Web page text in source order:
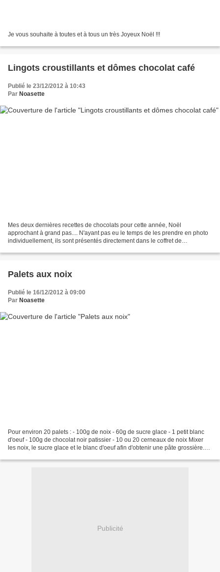
Je vous souhaite à toutes et à tous un très Joyeux Noël !!!
Lingots croustillants et dômes chocolat café
Publié le 23/12/2012 à 10:43
Par Noasette
Mes deux dernières recettes de chocolats pour cette année, Noël
approchant à grand pas.... N'ayant pas eu le temps de les prendre en photo
individuellement, ils sont présentés directement dans le coffret de
Palets aux noix
Publié le 16/12/2012 à 09:00
Par Noasette
Pour environ 20 palets : - 100g de noix - 60g de sucre glace - 1 petit blanc
d'oeuf - 100g de chocolat noir patissier - 10 ou 20 cerneaux de noix Mixer
les noix, le sucre glace et le blanc d'oeuf afin d'obtenir une pâte grossière.
Publicité